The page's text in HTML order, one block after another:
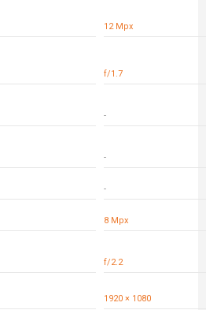
12 Mpx
f/1.7
-
-
-
8 Mpx
f/2.2
1920 × 1080